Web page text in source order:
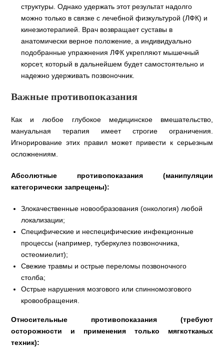
структуры. Однако удержать этот результат надолго
можно только в связке с лечебной физкультурой (ЛФК) и
кинезиотерапией. Врач возвращает суставы в
анатомически верное положение, а индивидуально
подобранные упражнения ЛФК укрепляют мышечный
корсет, который в дальнейшем будет самостоятельно и
надежно удерживать позвоночник.
Важные противопоказания
Как и любое глубокое медицинское вмешательство,
мануальная терапия имеет строгие ограничения.
Игнорирование этих правил может привести к серьезным
осложнениям.
Абсолютные противопоказания (манипуляции
категорически запрещены):
Злокачественные новообразования (онкология) любой
локализации;
Специфические и неспецифические инфекционные
процессы (например, туберкулез позвоночника,
остеомиелит);
Свежие травмы и острые переломы позвоночного
столба;
Острые нарушения мозгового или спинномозгового
кровообращения.
Относительные противопоказания (требуют
осторожности и применения только мягкотканых
техник):